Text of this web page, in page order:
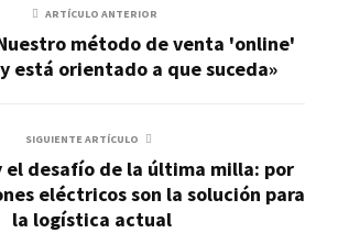
ARTÍCULO ANTERIOR
método de venta 'online'
está orientado a que suceda»
SIGUIENTE ARTÍCULO
el desafío de la última milla: por
eléctricos son la solución para
la logística actual